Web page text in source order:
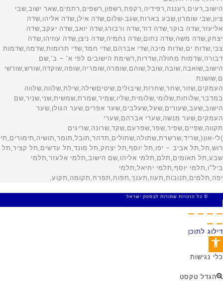
© כל הזכויות שמורות לבסטק ישראל
דילוג לתוכן
פתח סרגל נגישות
כלי נגישות
הגדל טקסט